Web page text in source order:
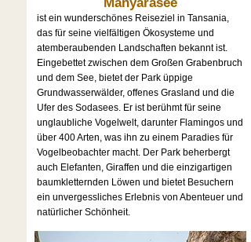
ist ein wunderschönes Reiseziel in Tansania,
das für seine vielfältigen Ökosysteme und
atemberaubenden Landschaften bekannt ist.
Eingebettet zwischen dem Großen Grabenbruch
und dem See, bietet der Park üppige
Grundwasserwälder, offenes Grasland und die
Ufer des Sodasees. Er ist berühmt für seine
unglaubliche Vogelwelt, darunter Flamingos und
über 400 Arten, was ihn zu einem Paradies für
Vogelbeobachter macht. Der Park beherbergt
auch Elefanten, Giraffen und die einzigartigen
baumkletternden Löwen und bietet Besuchern
ein unvergessliches Erlebnis von Abenteuer und
natürlicher Schönheit.